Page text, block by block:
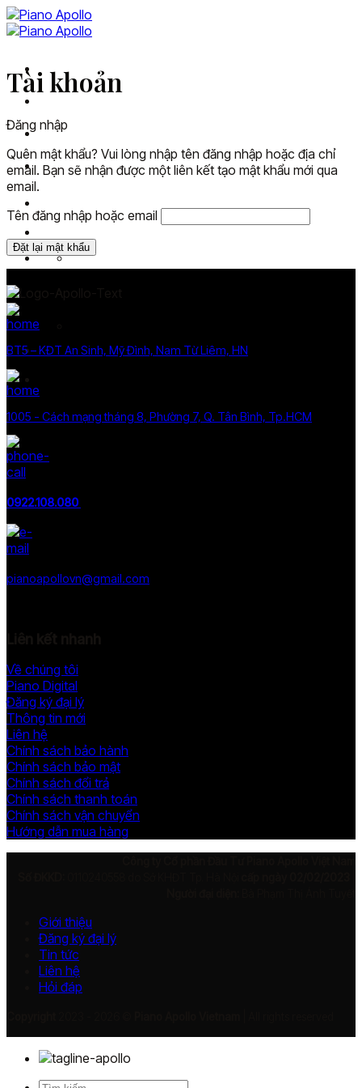
Skip
to
Khám phá Apollo
Đăng ký đại lý
Tin tức
Tài khoản
Đăng nhập
Quên mật khẩu? Vui lòng nhập tên đăng nhập hoặc địa chỉ
email. Bạn sẽ nhận được một liên kết tạo mật khẩu mới qua
email.
Tên đăng nhập hoặc email
Đặt lại mật khẩu
BT5 – KĐT An Sinh, Mỹ Đình, Nam Từ Liêm, HN
1005 - Cách mạng tháng 8, Phường 7, Q. Tân Bình, Tp.HCM
0922.108.080
pianoapollovn@gmail.com
Về chúng tôi
Piano Digital
Đăng ký đại lý
Thông tin mới
Liên hệ
Chính sách bảo hành
Chính sách bảo mật
Chính sách đổi trả
Chính sách thanh toán
Chính sách vận chuyển
Hướng dẫn mua hàng
Giới thiệu
Đăng ký đại lý
Tin tức
Liên hệ
Hỏi đáp